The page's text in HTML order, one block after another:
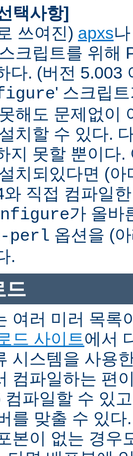
택사항]
쓰여진) apxs
크립트를 위해
다. (버전 5.003
' 스크립
해도 문제없이
치할 수 있다.
지 못할 뿐이다.
치되있다면 (
와 직접 컴파일
가 올바
perl 옵션을 (
.
드
여러 미러 목록
드 사이트에서
시스템을 사용
컴파일하는 편
컴파일할 수 있
를 맞출 수 있
본이 없는 경우